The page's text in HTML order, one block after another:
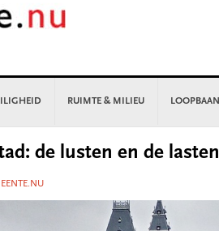
RUIMTE & MILIEU LOOPBAAN
de lusten en de lasten